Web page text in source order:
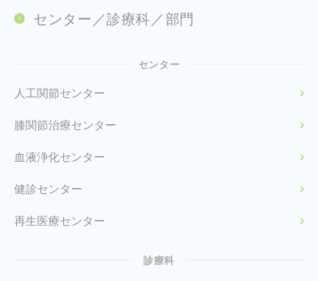
センター／診療科／部門
センター
人工関節センター
膝関節治療センター
血液浄化センター
健診センター
再生医療センター
診療科